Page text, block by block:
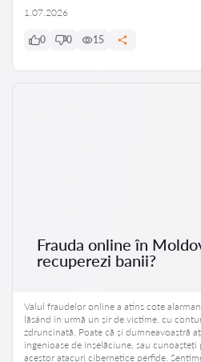
1.07.2026
0 0 15
Frauda online în
recuperezi banii?
Valul fraudelor online a atins cote
lăsând în urmă un șir de victime, cu
zdruncinată. Poate că și dumneavoastră
ingenioase de înșelăciune, sau cunoașteți
acestor atacuri cibernetice perfide.